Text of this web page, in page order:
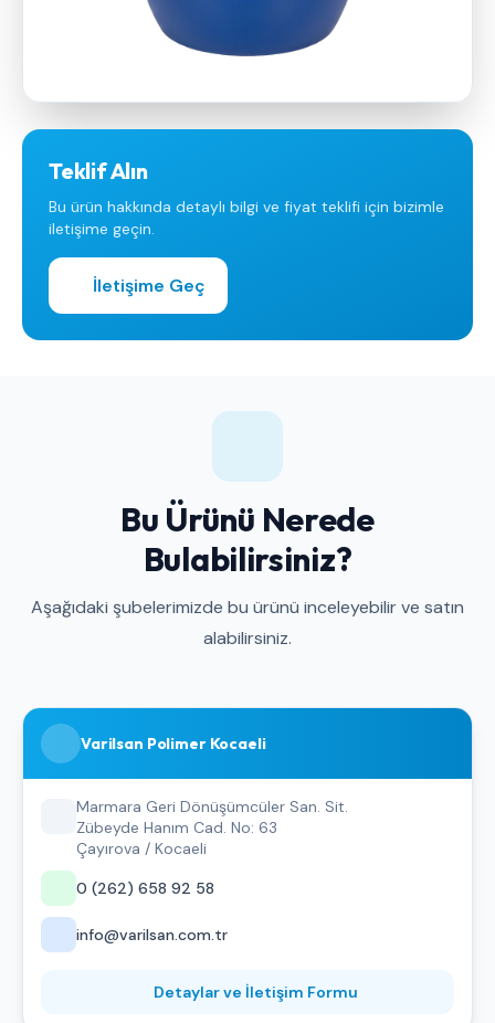
Teklif Alın
Bu ürün hakkında detaylı bilgi ve fiyat teklifi için bizimle
iletişime geçin.
İletişime Geç
Bu Ürünü Nerede
Bulabilirsiniz?
Aşağıdaki şubelerimizde bu ürünü inceleyebilir ve satın
alabilirsiniz.
Varilsan Polimer Kocaeli
Marmara Geri Dönüşümcüler San. Sit.
Zübeyde Hanım Cad. No: 63
Çayırova / Kocaeli
0 (262) 658 92 58
info@varilsan.com.tr
Detaylar ve İletişim Formu